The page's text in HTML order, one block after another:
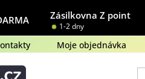
Zásilkovna Z point
1-2 dny
Moje objednávka